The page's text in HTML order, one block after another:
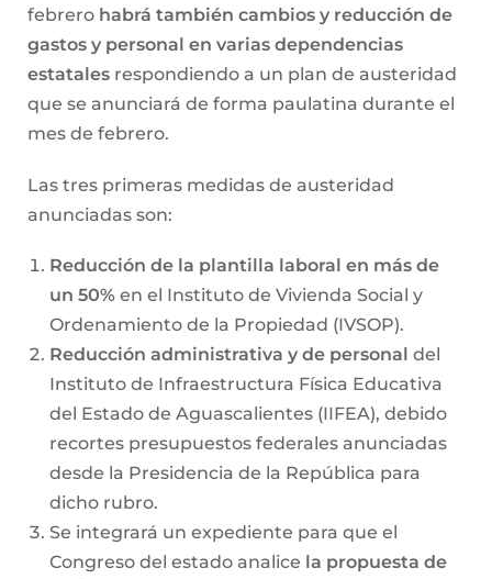
febrero habrá también cambios y reducción de
gastos y personal en varias dependencias
estatales respondiendo a un plan de austeridad
que se anunciará de forma paulatina durante el
mes de febrero.
Las tres primeras medidas de austeridad
anunciadas son:
Reducción de la plantilla laboral en más de
un 50% en el Instituto de Vivienda Social y
Ordenamiento de la Propiedad (IVSOP).
Reducción administrativa y de personal del
Instituto de Infraestructura Física Educativa
del Estado de Aguascalientes (IIFEA), debido
recortes presupuestos federales anunciadas
desde la Presidencia de la República para
dicho rubro.
Se integrará un expediente para que el
Congreso del estado analice la propuesta de